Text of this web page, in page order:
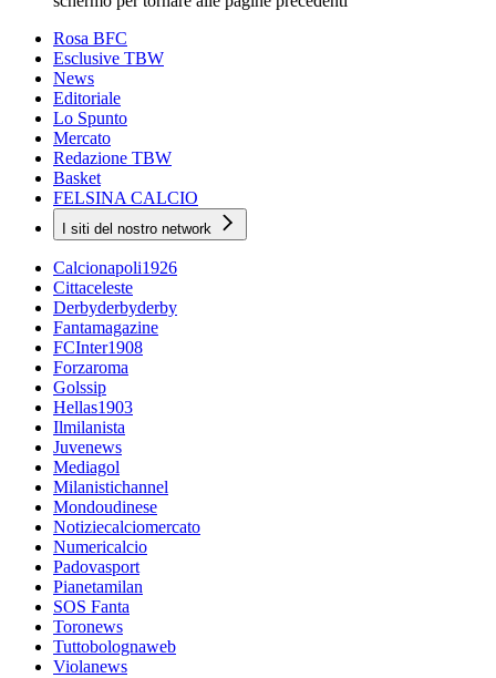
Rosa BFC
Esclusive TBW
News
Editoriale
Lo Spunto
Mercato
Redazione TBW
Basket
FELSINA CALCIO
I siti del nostro network
Calcionapoli1926
Cittaceleste
Derbyderbyderby
Fantamagazine
FCInter1908
Forzaroma
Golssip
Hellas1903
Ilmilanista
Juvenews
Mediagol
Milanistichannel
Mondoudinese
Notiziecalciomercato
Numericalcio
Padovasport
Pianetamilan
SOS Fanta
Toronews
Tuttobolognaweb
Violanews